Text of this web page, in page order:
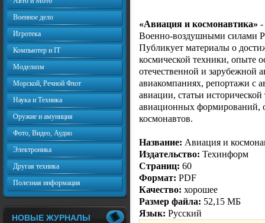
«Авиация и космонавтика» -
Военно-воздушными силами
Публикует материалы о
космической техники, опыте
отечественной и зарубежной
авиакомпаниях, репортажи с
авиации, статьи
авиационных формирований,
космонавтов.
Название: Авиация и
Издательство: Техинформ
Страниц: 60
Формат: PDF
Качество: хорошее
Размер файла: 52,15 МБ
Язык: Русский
Военное дело
Игротека
Компьютер и IT
Моделизм
Морской, Речной Флот
Наука и Техника
Оружие и амуниция
Фото, Видео, Аудио
Электроника
Другая техника
Полезная информация
НОВЫЕ ЖУРНАЛЫ